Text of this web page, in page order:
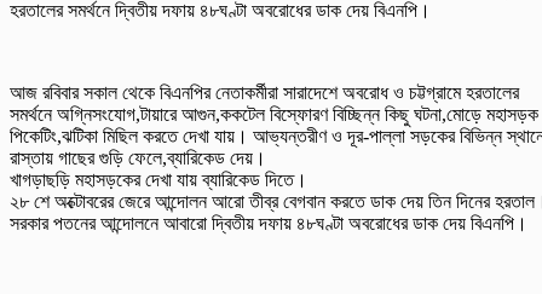
হরতালের সমর্থনে দ্বিতীয় দফায় ৪৮ঘণ্টা অবরোধের ডাক দেয় বিএনপি।
আজ রবিবার সকাল থেকে বিএনপির নেতাকর্মীরা সারাদেশে অবরোধ ও চট্টগ্রামে হরতালের
সমর্থনে অগ্নিসংযোগ,টায়ারে আগুন,ককটেল বিস্ফোরণ বিচ্ছিন্ন কিছু ঘটনা,মোড়ে মহাসড়ক
পিকেটিং,ঝটিকা মিছিল করতে দেখা যায়। আভ্যন্তরীণ ও দূর-পাল্লা সড়কের বিভিন্ন
রাস্তায় গাছের গুড়ি ফেলে,ব্যারিকেড দেয়।
খাগড়াছড়ি মহাসড়কের দেখা যায় ব্যারিকেড দিতে।
২৮ শে অক্টোবরের জেরে আন্দোলন আরো তীব্র বেগবান করতে ডাক দেয় তিন দিনের
সরকার পতনের আন্দোলনে আবারো দ্বিতীয় দফায় ৪৮ঘণ্টা অবরোধের ডাক দেয় বিএনপি।